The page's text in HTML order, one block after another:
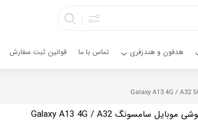
هدفون و هندزفری تماس با ما قوانین ثبت سفارش
کاور مدل Sil-A13 مناسب برای گوشی موبایل سامسونگ Galaxy A13 4G / A32